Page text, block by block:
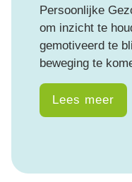
Persoonlijke
om inzicht te
gemotiveerd te
beweging te
Lees meer